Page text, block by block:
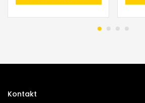
Kontakt